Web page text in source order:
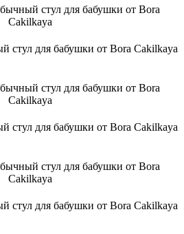
стул для бабушки от Bora Cakilkaya
стул для бабушки от Bora Cakilkaya
стул для бабушки от Bora Cakilkaya